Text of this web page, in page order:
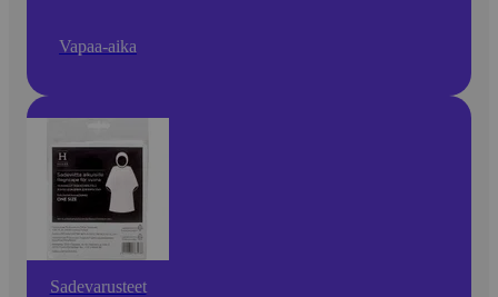
Vapaa-aika
Sadevarusteet